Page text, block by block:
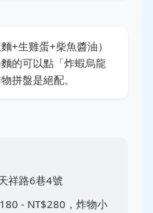
+生雞蛋+柴魚醬油）
的可以點「炸蝦烏龍
拼盤是絕配。
祥路6巷4號
- NT$280，炸物小